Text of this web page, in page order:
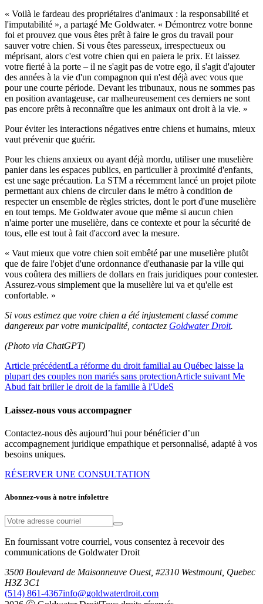
« Voilà le fardeau des propriétaires d'animaux : la responsabilité et
l'imputabilité », a partagé Me Goldwater. « Démontrez votre bonne
foi et prouvez que vous êtes prêt à faire le gros du travail pour
sauver votre chien. Si vous êtes paresseux, irrespectueux ou
méprisant, alors c'est votre chien qui en paiera le prix. Et laissez
votre fierté à la porte – il ne s'agit pas de votre ego, il s'agit d'ajouter
des années à la vie d'un compagnon qui n'est déjà avec vous que
pour une courte période. Devant les tribunaux, nous ne sommes pas
en position avantageuse, car malheureusement ces derniers ne sont
pas encore prêts à reconnaître que les animaux ont droit à la vie. »
Pour éviter les interactions négatives entre chiens et humains, mieux
vaut prévenir que guérir.
Pour les chiens anxieux ou ayant déjà mordu, utiliser une muselière
panier dans les espaces publics, en particulier à proximité d'enfants,
est une sage précaution. La STM a récemment lancé un projet pilote
permettant aux chiens de circuler dans le métro à condition de
respecter un ensemble de règles strictes, dont le port d'une muselière
en tout temps. Me Goldwater avoue que même si aucun chien
n'aime porter une muselière, dans ce contexte et pour la sécurité de
tous, elle est tout à fait d'accord avec la mesure.
« Vaut mieux que votre chien soit embêté par une muselière plutôt
que de faire l'objet d'une ordonnance d'euthanasie par la ville qui
vous coûtera des milliers de dollars en frais juridiques pour contester.
Assurez-vous simplement que la muselière lui va et qu'elle est
confortable. »
Si vous estimez que votre chien a été injustement classé comme
dangereux par votre municipalité, contactez Goldwater Droit.
(Photo via ChatGPT)
Article précédentLa réforme du droit familial au Québec laisse la
plupart des couples non mariés sans protectionArticle suivantMe
Abud fait briller le droit de la famille à l'UdeS
Laissez-nous vous accompagner
Contactez-nous dès aujourd’hui pour bénéficier d’un
accompagnement juridique empathique et personnalisé, adapté à vos
besoins uniques.
RÉSERVER UNE CONSULTATION
Abonnez-vous à notre infolettre
En fournissant votre courriel, vous consentez à recevoir des
communications de Goldwater Droit
3500 Boulevard de Maisonneuve Ouest, #2310 Westmount, Quebec
H3Z 3C1
(514) 861-4367info@goldwaterdroit.com